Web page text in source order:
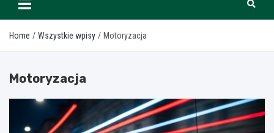
Home Wszystkie wpisy Motoryzacja
Motoryzacja